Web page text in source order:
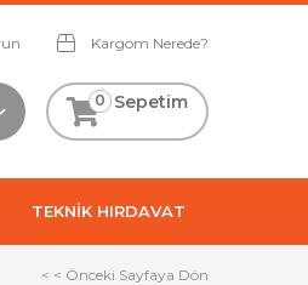
Kargom Nerede?
Sepetim
0
TEKNİK HIRDAVAT
< < Önceki Sayfaya Dön